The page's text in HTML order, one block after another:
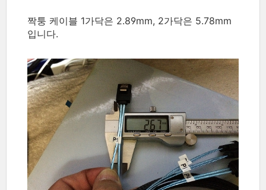
짝퉁 케이블 1가닥은 2.89mm, 2가닥은 5.78mm
입니다.